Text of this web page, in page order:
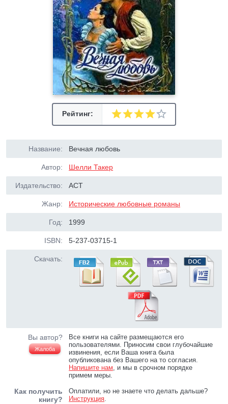
Рейтинг:
Название: Вечная любовь
Автор: Шелли Такер
Издательство: АСТ
Жанр: Исторические любовные романы
Год: 1999
ISBN: 5-237-03715-1
Скачать:
Вы автор?
Жалоба
Все книги на сайте размещаются его
пользователями. Приносим свои глубочайшие
извинения, если Ваша книга была
опубликована без Вашего на то согласия.
Напишите нам, и мы в срочном порядке
примем меры.
Как получить
книгу?
Оплатили, но не знаете что делать дальше?
Инструкция.